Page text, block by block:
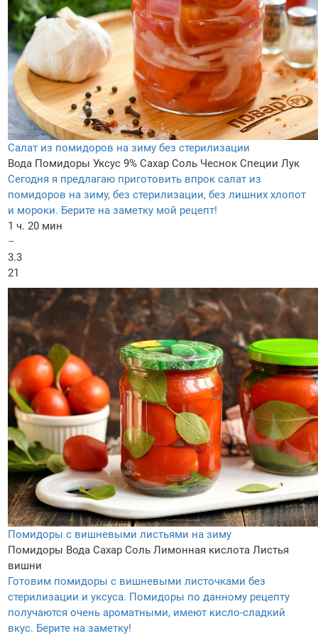
Салат из помидоров на зиму без стерилизации
Вода Помидоры Уксус 9% Сахар Соль Чеснок Специи Лук
Сегодня я предлагаю приготовить впрок салат из
помидоров на зиму, без стерилизации, без лишних хлопот
и мороки. Берите на заметку мой рецепт!
1 ч. 20 мин
–
3.3
21
Помидоры с вишневыми листьями на зиму
Помидоры Вода Сахар Соль Лимонная кислота Листья
вишни
Готовим помидоры с вишневыми листочками без
стерилизации и уксуса. Помидоры по данному рецепту
получаются очень ароматными, имеют кисло-сладкий
вкус. Берите на заметку!